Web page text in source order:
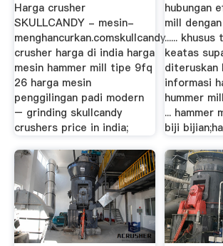
Harga crusher
SKULLCANDY - mesin-
menghancurkan.comskullcandy
crusher harga di india harga
mesin hammer mill tipe 9fq
26 harga mesin
penggilingan padi modern
– grinding skullcandy
crushers price in india;
hubungan
mill
......
keatas
diteruskan
informasi
hummer
... hammer
biji